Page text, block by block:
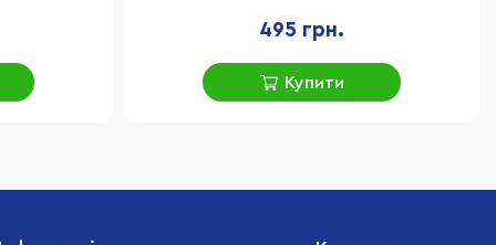
495 грн.
Купити